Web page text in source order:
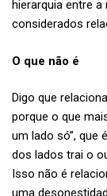
hierarquia entre a
considerados
O que não é
Digo que
porque o que
um lado só”, que
dos lados trai o
Isso não é
uma